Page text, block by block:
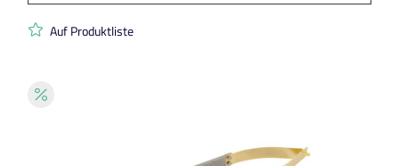
Auf Produktliste